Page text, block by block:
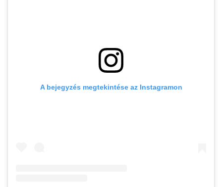
A bejegyzés megtekintése az Instagramon